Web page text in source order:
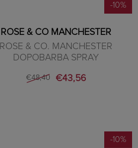
-10%
ROSE & CO MANCHESTER
ROSE & CO. MANCHESTER
DOPOBARBA SPRAY
€48,40 €43,56
-10%